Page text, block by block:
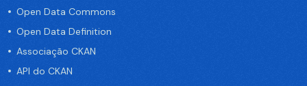
Open Data Commons
Open Data Definition
Associação CKAN
API do CKAN